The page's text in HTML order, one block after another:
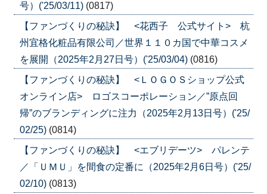
号）('25/03/11) (0817)
【ファンづくりの秘訣】 <花西子 公式サイト> 杭
州宜格化粧品有限公司／世界１１０カ国で中華コスメ
を展開（2025年2月27日号）('25/03/04) (0816)
【ファンづくりの秘訣】 <ＬＯＧＯＳショップ公式
オンライン店> ロゴスコーポレーション／”原点回
帰”のブランディングに注力（2025年2月13日号）('25/
02/25) (0814)
【ファンづくりの秘訣】 <エブリデーツ> パレンテ
／「ＵＭＵ」を間食の定番に（2025年2月6日号）('25/
02/10) (0813)